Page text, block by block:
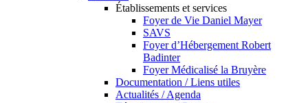
Établissements et services
Foyer de Vie Daniel Mayer
SAVS
Foyer d’Hébergement Robert
Badinter
Foyer Médicalisé la Bruyère
Documentation / Liens utiles
Actualités / Agenda